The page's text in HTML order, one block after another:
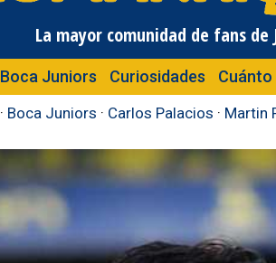
La mayor comunidad de fans de
Boca Juniors Curiosidades Cuánto
· Boca Juniors · Carlos Palacios · Martin